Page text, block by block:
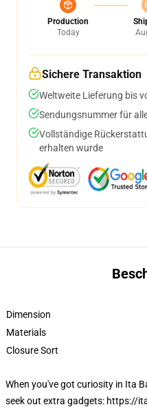
Production
Today
Sichere Transaktion
Weltweite Lieferung bis
Sendungsnummer für
Vollständige
erhalten wurde
Dimension
Materials
Closure Sort
When you've got curiosity in Ita
seek out extra gadgets: https://